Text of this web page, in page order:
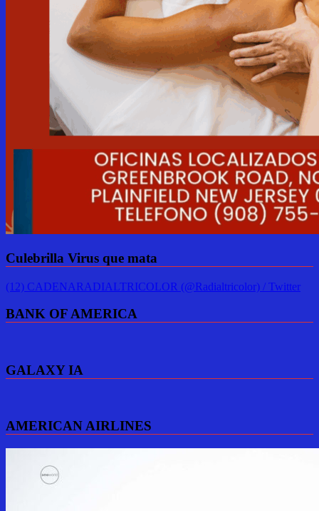
Culebrilla Virus que mata
(12) CADENARADIALTRICOLOR (@Radialtricolor) / Twitter
BANK OF AMERICA
GALAXY IA
AMERICAN AIRLINES